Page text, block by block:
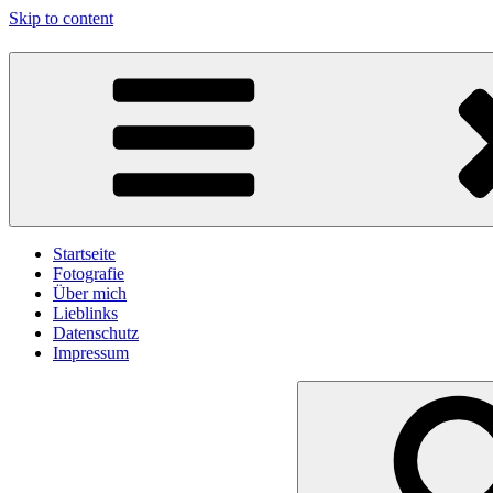
Skip to content
gawlicksgedanke
Startseite
Fotografie
Über mich
Lieblinks
Datenschutz
Impressum